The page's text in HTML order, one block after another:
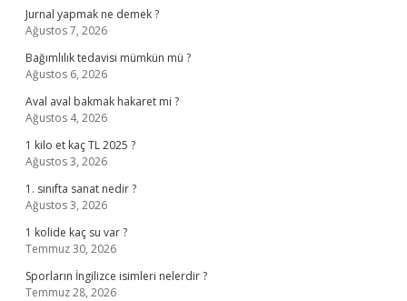
Jurnal yapmak ne demek ?
Ağustos 7, 2026
Bağımlılık tedavisi mümkün mü ?
Ağustos 6, 2026
Aval aval bakmak hakaret mi ?
Ağustos 4, 2026
1 kilo et kaç TL 2025 ?
Ağustos 3, 2026
1. sınıfta sanat nedir ?
Ağustos 3, 2026
1 kolide kaç su var ?
Temmuz 30, 2026
Sporların İngilizce isimleri nelerdir ?
Temmuz 28, 2026